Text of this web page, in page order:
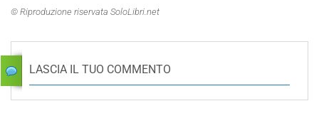
© Riproduzione riservata SoloLibri.net
LASCIA IL TUO COMMENTO